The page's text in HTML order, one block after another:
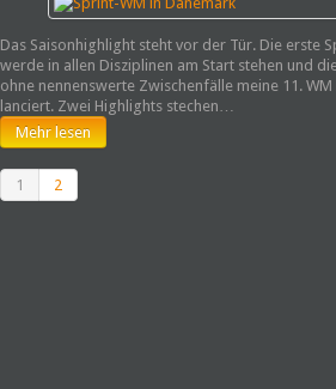
Das Saisonhighlight steht vor der Tür. Die erste
werde in allen Disziplinen am Start stehen und
ohne nennenswerte Zwischenfälle meine 11.
lanciert. Zwei Highlights stechen…
Mehr lesen
1 2